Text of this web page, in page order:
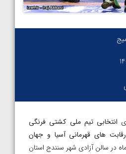
انتخابی تیم ملی کشتی فرنگی
رقابت های قهرمانی آسیا و جهان
فروردین ماه در سالن آزادی شهر سنندج استان